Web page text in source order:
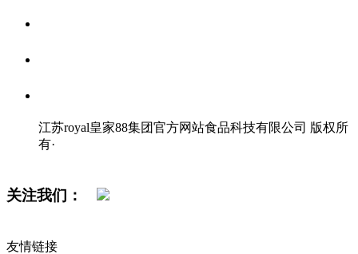
江苏royal皇家88集团官方网站食品科技有限公司 版权所
有·
关注我们：
友情链接